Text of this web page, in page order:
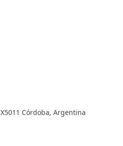
Córdoba, Argentina